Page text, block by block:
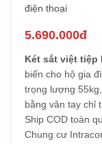
điện thoại
5.690.000đ
Két sắt việt tiệp
biến cho hộ gia
trọng lượng
bằng vân tay chỉ
Ship COD toàn
Chung cư